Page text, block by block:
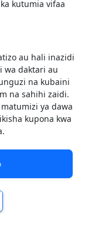
kutumia vifaa
au hali inazidi
wa daktari au
na kubaini
na sahihi zaidi.
ya dawa
kupona kwa